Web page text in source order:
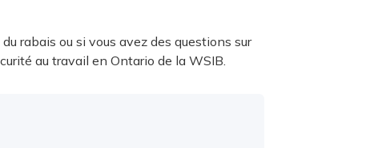
rabais ou si vous avez des questions sur
au travail en Ontario de la WSIB.